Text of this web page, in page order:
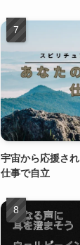
宇宙から応援さ
仕事で自立